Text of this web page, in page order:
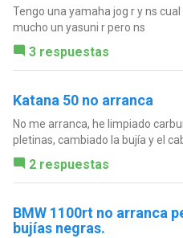
Tengo una yamaha jog r y ns
mucho un yasuni r pero ns
3 respuestas
Katana 50 no arranca
No me arranca, he limpiado
pletinas, cambiado la bujía y el
2 respuestas
BMW 1100rt no arranca
bujías negras.